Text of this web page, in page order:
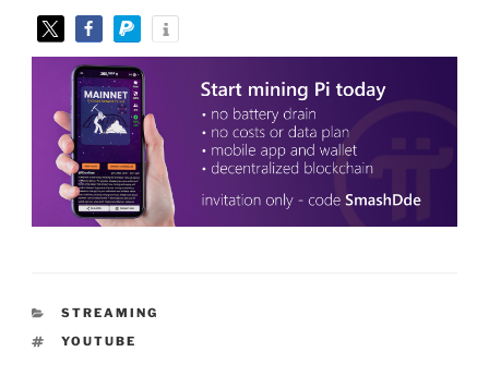
KATEGORIEN
STREAMING
SCHLAGWÖRTER
YOUTUBE